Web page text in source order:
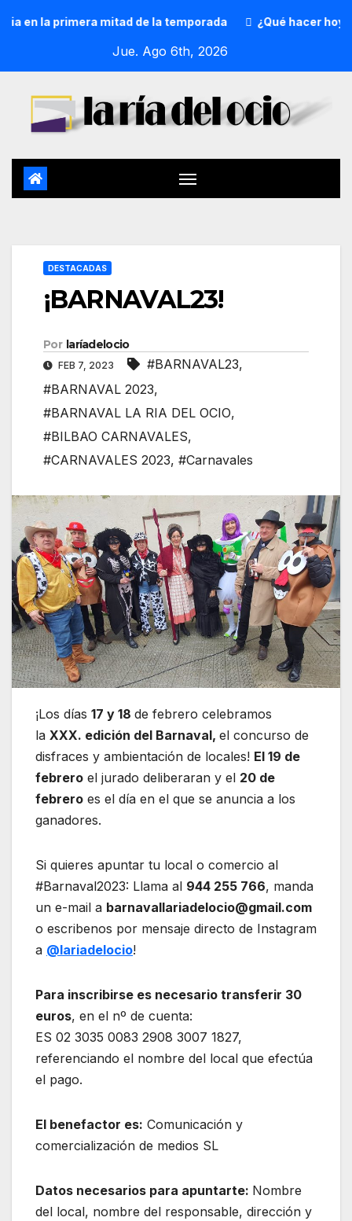
la primera mitad de la temporada ¿Qué hacer hoy? 5 de
Jue. Ago 6th, 2026
DESTACADAS
¡BARNAVAL23!
Por laríadelocio
FEB 7, 2023 #BARNAVAL23,
#BARNAVAL 2023,
#BARNAVAL LA RIA DEL OCIO,
#BILBAO CARNAVALES,
#CARNAVALES 2023, #Carnavales
¡Los días 17 y 18 de febrero celebramos
la XXX. edición del Barnaval, el concurso de
disfraces y ambientación de locales! El 19 de
febrero el jurado deliberaran y el 20 de
febrero es el día en el que se anuncia a los
ganadores.
Si quieres apuntar tu local o comercio al
#Barnaval2023: Llama al 944 255 766, manda
un e-mail a barnavallariadelocio@gmail.com
o escribenos por mensaje directo de Instagram
a @lariadelocio!
Para inscribirse es necesario transferir 30
euros, en el nº de cuenta:
ES 02 3035 0083 2908 3007 1827,
referenciando el nombre del local que efectúa
el pago.
El benefactor es: Comunicación y
comercialización de medios SL
Datos necesarios para apuntarte: Nombre
del local, nombre del responsable, dirección y